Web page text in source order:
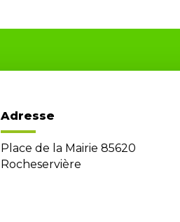
Adresse
Place de la Mairie 85620
Rocheservière